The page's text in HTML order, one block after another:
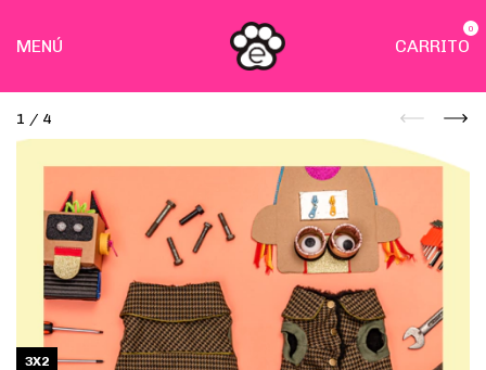
MENÚ CARRITO
0
1 / 4
3X2